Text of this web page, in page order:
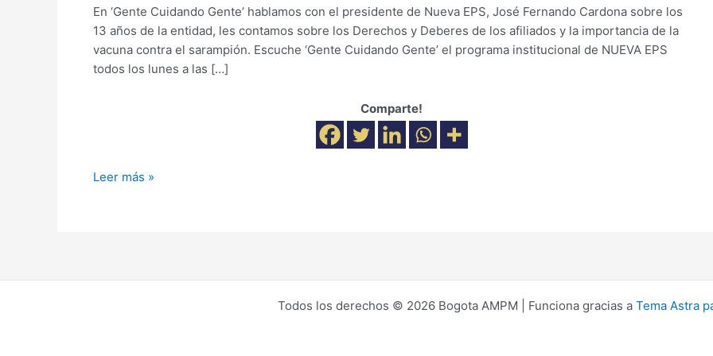
En ‘Gente Cuidando Gente’ hablamos con el presidente de Nueva EPS, José Fernando Cardona sobre los
13 años de la entidad, les contamos sobre los Derechos y Deberes de los afiliados y la importancia de la
vacuna contra el sarampión. Escuche ‘Gente Cuidando Gente’ el programa institucional de NUEVA EPS
todos los lunes a las […]
Comparte!
Leer más »
Todos los derechos © 2026 Bogota AMPM | Funciona gracias a Tema Astra